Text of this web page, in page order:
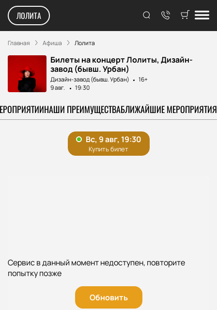
ЛОЛИТА
Главная Афиша Лолита
Билеты на концерт Лолиты, Дизайн-
завод (бывш. Урбан)
Дизайн-завод (бывш. Урбан)
16+
9 авг.
19:30
НАШИ ПРЕИМУЩЕСТВАБЛИЖАЙШИЕ МЕРОПРИЯТИЯ
Сервис в данный момент недоступен, повторите
попытку позже
Обновить